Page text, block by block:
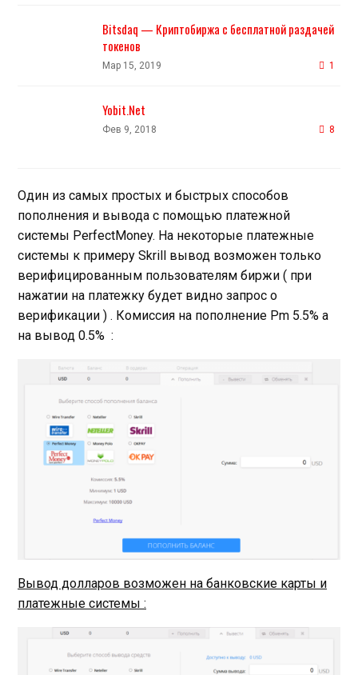
Bitsdaq — Криптобиржа с бесплатной раздачей
токенов
Мар 15, 2019 1
Yobit.Net
Фев 9, 2018 8
Один из самых простых и быстрых способов
пополнения и вывода с помощью платежной
системы PerfectMoney. На некоторые платежные
системы к примеру Skrill вывод возможен только
верифицированным пользователям биржи ( при
нажатии на платежку будет видно запрос о
верификации ) . Комиссия на пополнение Pm 5.5% а
на вывод 0.5% :
Вывод долларов возможен на банковские карты и
платежные системы :